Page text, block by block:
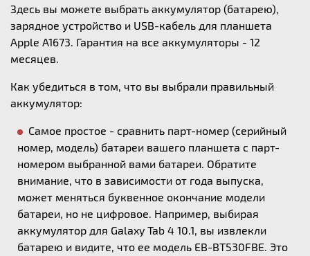
Здесь вы можете выбрать аккумулятор (батарею),
зарядное устройство и USB-кабель для планшета
Apple A1673. Гарантия на все аккумуляторы - 12
месяцев.
Как убедиться в том, что вы выбрали правильный
аккумулятор:
Самое простое - сравнить парт-номер (серийный
номер, модель) батареи вашего планшета с парт-
номером выбранной вами батареи. Обратите
внимание, что в зависимости от года выпуска,
может меняться буквенное окончание модели
батареи, но не цифровое. Например, выбирая
аккумулятор для Galaxy Tab 4 10.1, вы извлекли
батарею и видите, что ее модель EB-BT530FBE. Это